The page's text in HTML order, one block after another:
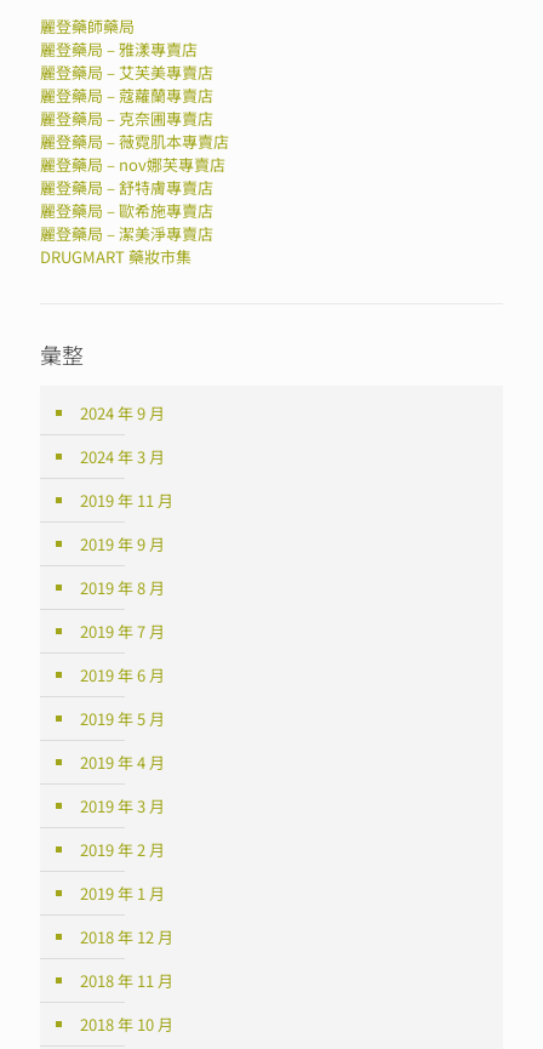
麗登藥師藥局
麗登藥局 – 雅漾專賣店
麗登藥局 – 艾芙美專賣店
麗登藥局 – 蔻蘿蘭專賣店
麗登藥局 – 克奈圃專賣店
麗登藥局 – 薇霓肌本專賣店
麗登藥局 – nov娜芙專賣店
麗登藥局 – 舒特膚專賣店
麗登藥局 – 歐希施專賣店
麗登藥局 – 潔美淨專賣店
DRUGMART 藥妝市集
彙整
2024 年 9 月
2024 年 3 月
2019 年 11 月
2019 年 9 月
2019 年 8 月
2019 年 7 月
2019 年 6 月
2019 年 5 月
2019 年 4 月
2019 年 3 月
2019 年 2 月
2019 年 1 月
2018 年 12 月
2018 年 11 月
2018 年 10 月